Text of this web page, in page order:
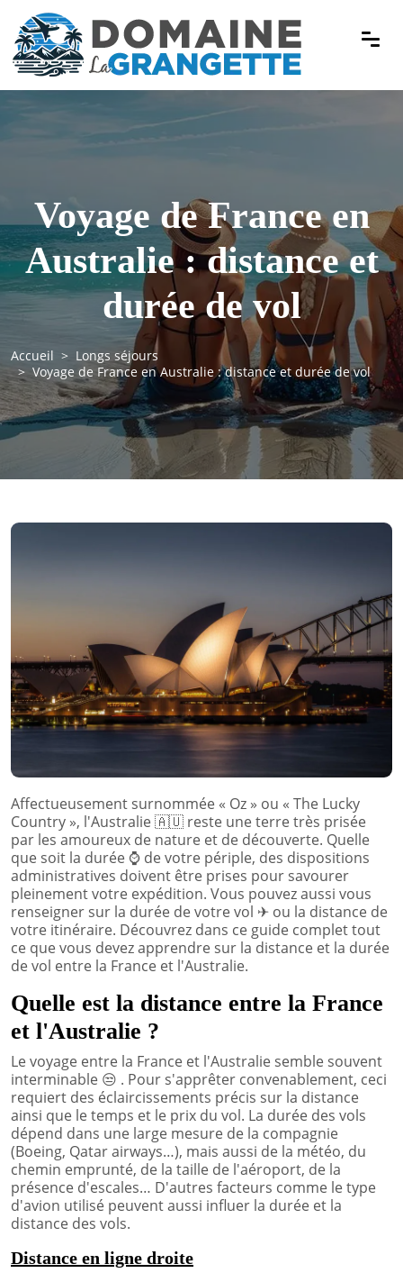
Voyage de France en
Australie : distance et
durée de vol
Accueil
Longs séjours
Voyage de France en Australie : distance et durée de vol
Affectueusement surnommée « Oz » ou « The Lucky
Country », l'Australie🇦🇺 reste une terre très prisée
par les amoureux de nature et de découverte. Quelle
que soit la durée ⌚ de votre périple, des dispositions
administratives doivent être prises pour savourer
pleinement votre expédition. Vous pouvez aussi vous
renseigner sur la durée de votre vol ✈ ou la distance de
votre itinéraire. Découvrez dans ce guide complet tout
ce que vous devez apprendre sur la distance et la durée
de vol entre la France et l'Australie.
Quelle est la distance entre la France
et l'Australie ?
Le voyage entre la France et l'Australie semble souvent
interminable 😒 . Pour s'apprêter convenablement, ceci
requiert des éclaircissements précis sur la distance
ainsi que le temps et le prix du vol. La durée des vols
dépend dans une large mesure de la compagnie
(Boeing, Qatar airways…), mais aussi de la météo, du
chemin emprunté, de la taille de l'aéroport, de la
présence d'escales… D'autres facteurs comme le type
d'avion utilisé peuvent aussi influer la durée et la
distance des vols.
Distance en ligne droite